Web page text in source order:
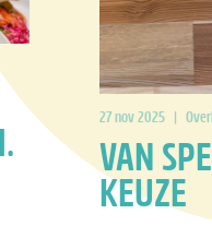
27 nov 2025 |
VAN
KEUZE